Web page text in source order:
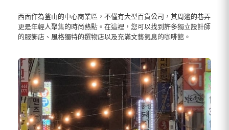
西面作為釜山的中心商業區，不僅有大型百貨公司，其周邊的巷弄
更是年輕人聚集的時尚熱點。在這裡，您可以找到許多獨立設計師
的服飾店、風格獨特的選物店以及充滿文藝氣息的咖啡館。